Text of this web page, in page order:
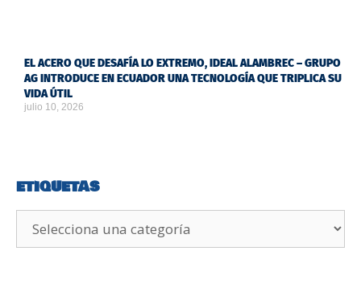
EL ACERO QUE DESAFÍA LO EXTREMO, IDEAL ALAMBREC – GRUPO
AG INTRODUCE EN ECUADOR UNA TECNOLOGÍA QUE TRIPLICA SU
VIDA ÚTIL
julio 10, 2026
ETIQUETAS